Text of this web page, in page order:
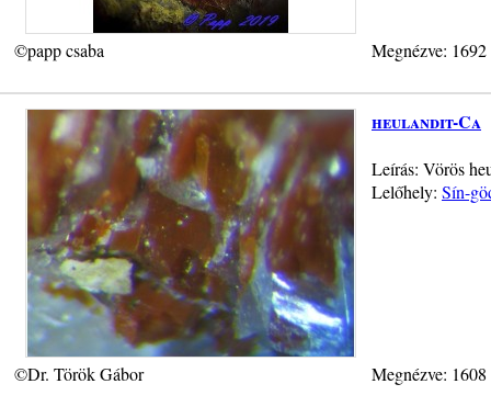
©papp csaba Megnézve:
heulandit-Ca
Leírás: Vörös
Lelőhely: Sín-
©Dr. Török Gábor Megnézve: